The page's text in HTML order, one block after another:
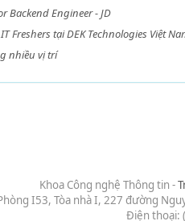
Backend Engineer - JD
Freshers tại DEK Technologies Việt
nhiều vị trí
Khoa Công nghệ Thông tin -
I53, Tòa nhà I, 227 đường
Điện thoại: